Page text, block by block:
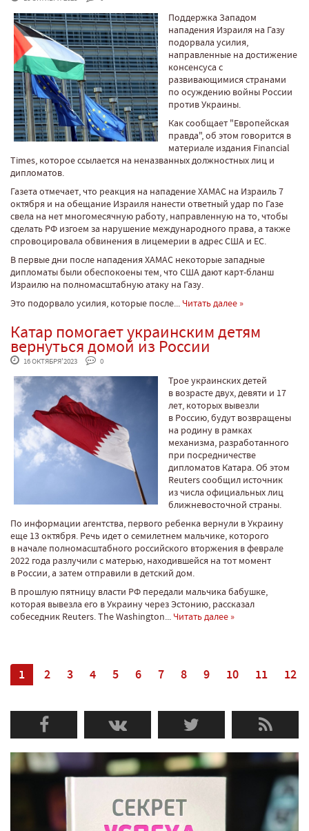
Поддержка Западом
нападения Израиля на Газу
подорвала усилия,
направленные на достижение
консенсуса с
развивающимися странами
по осуждению войны России
против Украины.
Как сообщает "Европейская
правда", об этом говорится в
материале издания Financial
Times, которое ссылается на неназванных должностных лиц и
дипломатов.
Газета отмечает, что реакция на нападение ХАМАС на Израиль 7
октября и на обещание Израиля нанести ответный удар по Газе
свела на нет многомесячную работу, направленную на то, чтобы
сделать РФ изгоем за нарушение международного права, а также
спровоцировала обвинения в лицемерии в адрес США и ЕС.
В первые дни после нападения ХАМАС некоторые западные
дипломаты были обеспокоены тем, что США дают карт-бланш
Израилю на полномасштабную атаку на Газу.
Это подорвало усилия, которые после... Читать далее »
Катар помогает украинским детям
вернуться домой из России
16 ОКТЯБРЯ'2023 0
Трое украинских детей
в возрасте двух, девяти и 17
лет, которых вывезли
в Россию, будут возвращены
на родину в рамках
механизма, разработанного
при посредничестве
дипломатов Катара. Об этом
Reuters сообщил источник
из числа официальных лиц
ближневосточной страны.
По информации агентства, первого ребенка вернули в Украину
еще 13 октября. Речь идет о семилетнем мальчике, которого
в начале полномасштабного российского вторжения в феврале
2022 года разлучили с матерью, находившейся на тот момент
в России, а затем отправили в детский дом.
В прошлую пятницу власти РФ передали мальчика бабушке,
которая вывезла его в Украину через Эстонию, рассказал
собеседник Reuters. The Washington... Читать далее »
1 2 3 4 5 6 7 8 9 10 11 12